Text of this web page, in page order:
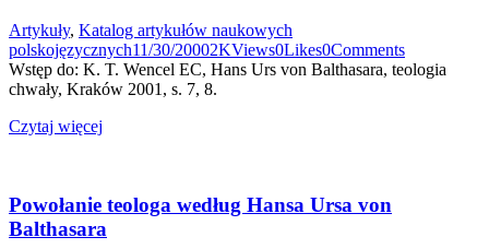
Artykuły, Katalog artykułów naukowych
polskojęzycznych11/30/20002KViews0Likes0Comments
Wstęp do: K. T. Wencel EC, Hans Urs von Balthasara, teologia
chwały, Kraków 2001, s. 7, 8.
Czytaj więcej
Powołanie teologa według Hansa Ursa von
Balthasara